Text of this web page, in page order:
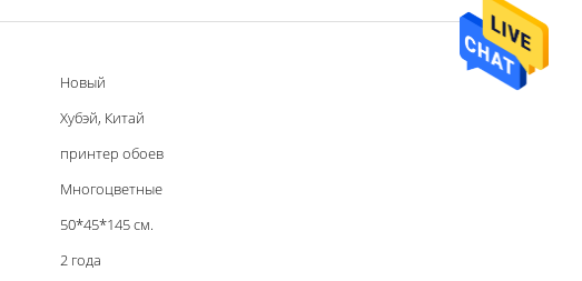
Новый
Хубэй, Китай
принтер обоев
Многоцветные
50*45*145 см.
2 года